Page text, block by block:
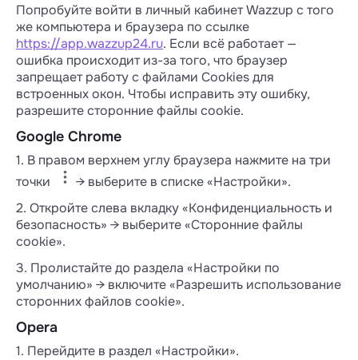
Попробуйте войти в личный кабинет Wazzup с того
же компьютера и браузера по ссылке
https://app.wazzup24.ru. Если всё работает —
ошибка происходит из-за того, что браузер
запрещает работу с файлами Cookies для
встроенных окон. Чтобы исправить эту ошибку,
разрешите сторонние файлы сookie.
Google Chrome
1. В правом верхнем углу браузера нажмите на три
точки
→ выберите в списке «Настройки».
2. Откройте слева вкладку «Конфиденциальность и
безопасность» → выберите «Сторонние файлы
cookie».
3. Пролистайте до раздела «Настройки по
умолчанию» → включите «Разрешить использование
сторонних файлов cookie».
Opera
1. Перейдите в раздел «Настройки».